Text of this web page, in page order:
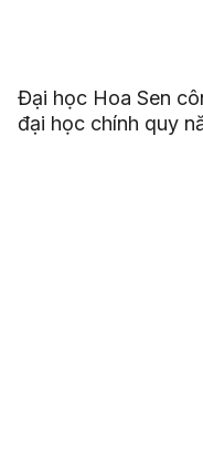
Đại học Hoa Sen
đại học chính quy